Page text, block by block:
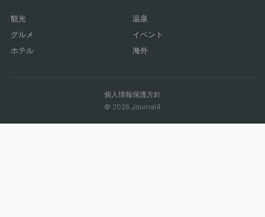
観光
温泉
グルメ
イベント
ホテル
海外
個人情報保護方針
© 2026 Journal4